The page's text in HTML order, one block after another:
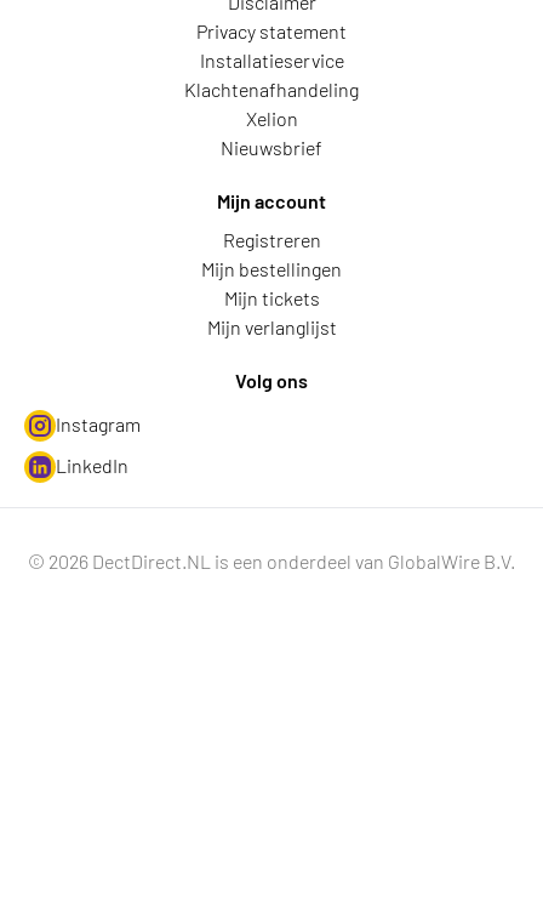
Privacy statement
Installatieservice
Klachtenafhandeling
Xelion
Nieuwsbrief
Mijn account
Registreren
Mijn bestellingen
Mijn tickets
Mijn verlanglijst
Volg ons
Instagram
LinkedIn
© 2026 DectDirect.NL is een onderdeel van GlobalWire B.V.